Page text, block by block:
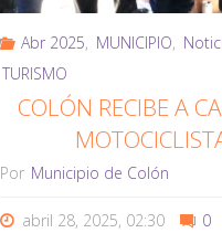
Abr 2025, MUNICIPIO,
TURISMO
COLÓN RECIBE A
Por Municipio de Colón
abril 28, 2025, 02:30 0